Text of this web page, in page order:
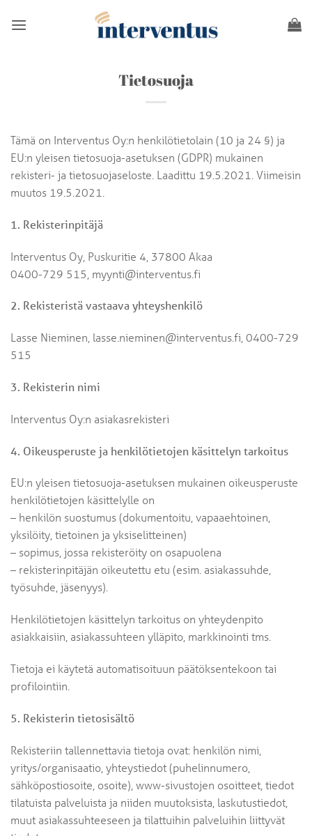
Tietosuoja
Tämä on Interventus Oy:n henkilötietolain (10 ja 24 §) ja
EU:n yleisen tietosuoja-asetuksen (GDPR) mukainen
rekisteri- ja tietosuojaseloste. Laadittu 19.5.2021. Viimeisin
muutos 19.5.2021.
1. Rekisterinpitäjä
Interventus Oy, Puskuritie 4, 37800 Akaa
0400-729 515, myynti@interventus.fi
2. Rekisteristä vastaava yhteyshenkilö
Lasse Nieminen, lasse.nieminen@interventus.fi, 0400-729
515
3. Rekisterin nimi
Interventus Oy:n asiakasrekisteri
4. Oikeusperuste ja henkilötietojen käsittelyn tarkoitus
EU:n yleisen tietosuoja-asetuksen mukainen oikeusperuste
henkilötietojen käsittelylle on
– henkilön suostumus (dokumentoitu, vapaaehtoinen,
yksilöity, tietoinen ja yksiselitteinen)
– sopimus, jossa rekisteröity on osapuolena
– rekisterinpitäjän oikeutettu etu (esim. asiakassuhde,
työsuhde, jäsenyys).
Henkilötietojen käsittelyn tarkoitus on yhteydenpito
asiakkaisiin, asiakassuhteen ylläpito, markkinointi tms.
Tietoja ei käytetä automatisoituun päätöksentekoon tai
profilointiin.
5. Rekisterin tietosisältö
Rekisteriin tallennettavia tietoja ovat: henkilön nimi,
yritys/organisaatio, yhteystiedot (puhelinnumero,
sähköpostiosoite, osoite), www-sivustojen osoitteet, tiedot
tilatuista palveluista ja niiden muutoksista, laskutustiedot,
muut asiakassuhteeseen ja tilattuihin palveluihin liittyvät